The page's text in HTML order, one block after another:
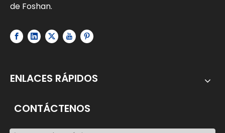
de Foshan.
ENLACES RÁPIDOS
CONTÁCTENOS